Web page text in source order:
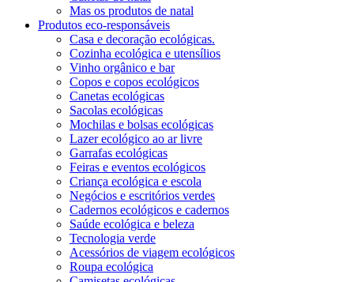
Mas os produtos de natal
Produtos eco-responsáveis
Casa e decoração ecológicas.
Cozinha ecológica e utensílios
Vinho orgânico e bar
Copos e copos ecológicos
Canetas ecológicas
Sacolas ecológicas
Mochilas e bolsas ecológicas
Lazer ecológico ao ar livre
Garrafas ecológicas
Feiras e eventos ecológicos
Criança ecológica e escola
Negócios e escritórios verdes
Cadernos ecológicos e cadernos
Saúde ecológica e beleza
Tecnologia verde
Acessórios de viagem ecológicos
Roupa ecológica